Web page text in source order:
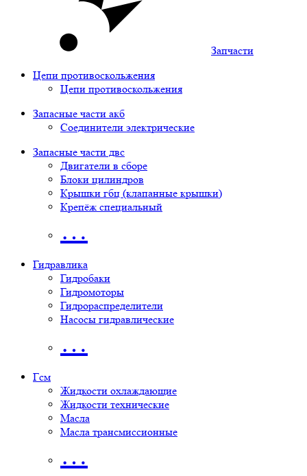
Запчасти
Цепи противоскольжения
Цепи противоскольжения
Запасные части акб
Соединители электрические
Запасные части двс
Двигатели в сборе
Блоки цилиндров
Крышки гбц (клапанные крышки)
Крепёж специальный
…
Гидравлика
Гидробаки
Гидромоторы
Гидрораспределители
Насосы гидравлические
…
Гсм
Жидкости охлаждающие
Жидкости технические
Масла
Масла трансмиссионные
…